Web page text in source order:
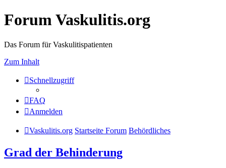
Forum Vaskulitis.org
Das Forum für Vaskulitispatienten
Zum Inhalt
Schnellzugriff
FAQ
Anmelden
Vaskulitis.org Startseite Forum Behördliches
Grad der Behinderung